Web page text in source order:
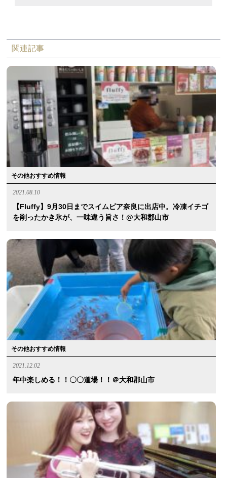
関連記事
その他おすすめ情報
2021.08.10
【fluffy】9月30日までスイムピア奈良に出店中。冷凍イチゴ
を削ったかき氷が、一味違う旨さ！@大和郡山市
その他おすすめ情報
2021.12.02
年中楽しめる！！〇〇道場！！＠大和郡山市